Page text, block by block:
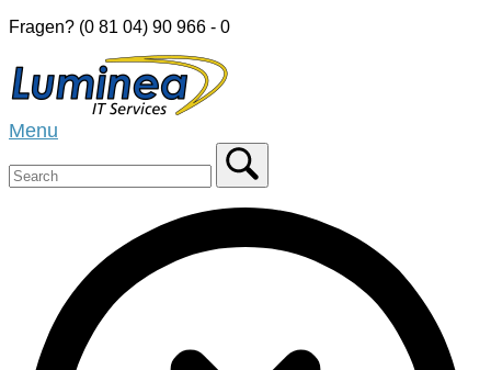
Skip
content
Fragen? (0 81 04) 90 966 - 0
Home
Menu